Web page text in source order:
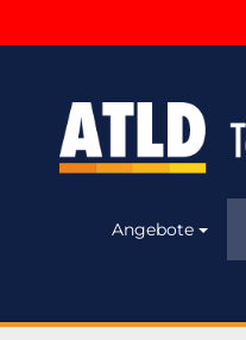
Angebote